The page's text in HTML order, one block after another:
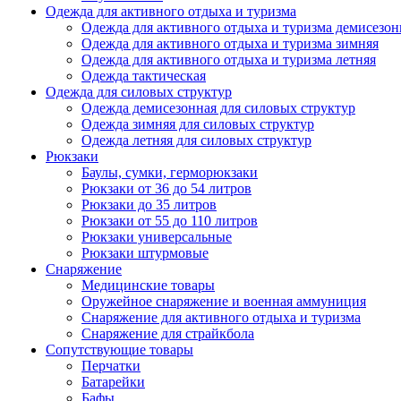
Одежда для активного отдыха и туризма
Одежда для активного отдыха и туризма
Одежда для активного отдыха и туризма зимняя
Одежда для активного отдыха и туризма летняя
Одежда тактическая
Одежда для силовых структур
Одежда демисезонная для силовых структур
Одежда зимняя для силовых структур
Одежда летняя для силовых структур
Рюкзаки
Баулы, сумки, герморюкзаки
Рюкзаки от 36 до 54 литров
Рюкзаки до 35 литров
Рюкзаки от 55 до 110 литров
Рюкзаки универсальные
Рюкзаки штурмовые
Снаряжение
Медицинские товары
Оружейное снаряжение и военная аммуниция
Снаряжение для активного отдыха и туризма
Снаряжение для страйкбола
Сопутствующие товары
Перчатки
Батарейки
Бафы